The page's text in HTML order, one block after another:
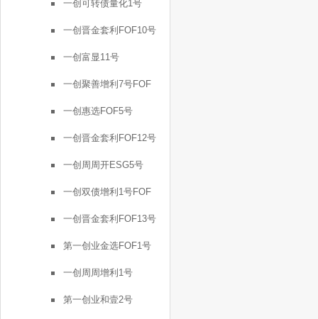
一创可转债量化1号
一创晋金套利FOF10号
一创富显11号
一创聚善增利7号FOF
一创惠选FOF5号
一创晋金套利FOF12号
一创周周开ESG5号
一创双债增利1号FOF
一创晋金套利FOF13号
第一创业金选FOF1号
一创周周增利1号
第一创业和壹2号